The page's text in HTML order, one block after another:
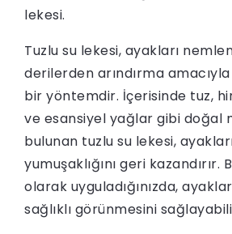
lekesi.
Tuzlu su lekesi, ayakları
derilerden arındırma
bir yöntemdir. İçerisinde tuz,
ve esansiyel yağlar gibi doğal
bulunan tuzlu su lekesi,
yumuşaklığını geri kazandırır.
olarak uyguladığınızda,
sağlıklı görünmesini